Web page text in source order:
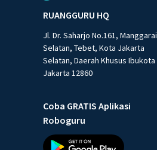
RUANGGURU HQ
Jl. Dr. Saharjo No.161, Manggarai
Selatan, Tebet, Kota Jakarta
Selatan, Daerah Khusus Ibukota
Jakarta 12860
Coba GRATIS Aplikasi
Roboguru